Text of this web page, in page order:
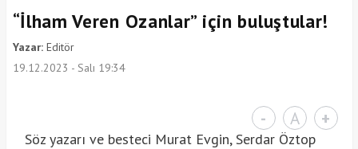
“İlham Veren Ozanlar” için buluştular!
Yazar:Editör
19.12.2023 - Salı 19:34
- A +
Söz yazarı ve besteci Murat Evgin, Serdar Öztop